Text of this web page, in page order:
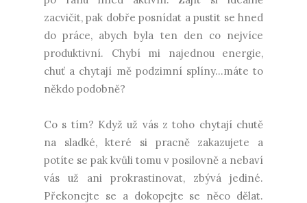
zacvičit, pak dobře posnídat a pustit se hned
do práce, abych byla ten den co nejvíce
produktivní. Chybí mi najednou energie,
chuť a chytají mě podzimní splíny...máte to
někdo podobně?
Co s tím? Když už vás z toho chytají chutě
na sladké, které si pracně zakazujete a
potíte se pak kvůli tomu v posilovně a nebaví
vás už ani prokrastinovat, zbývá jediné.
Překonejte se a dokopejte se něco dělat.